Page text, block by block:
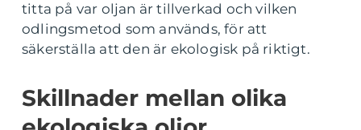
titta på var oljan är tillverkad och vilken
odlingsmetod som används, för att
säkerställa att den är ekologisk på riktigt.
Skillnader mellan olika